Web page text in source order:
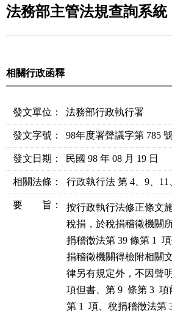
法務部主管法規查詢系統
相關行政函釋
發文單位： 法務部行政執行署
發文字號： 98年度署聲議字第 785 號
發文日期： 民國 98 年 08 月 19 日
相關法條 ： 行政執行法 第 4、9、11
要 旨：
按行政執行法修正條文
稅捐，於稅捐稽徵機關
捐稽徵法第 39 條第 1
捐稽徵機關得檢附相關
律另有規定外，不因聲
項但書、第 9  條第 3
第 1  項、稅捐稽徵法第